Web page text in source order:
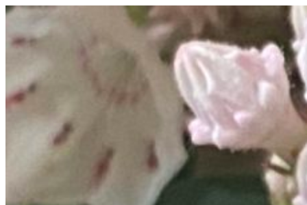
コ
テ
ス
キ